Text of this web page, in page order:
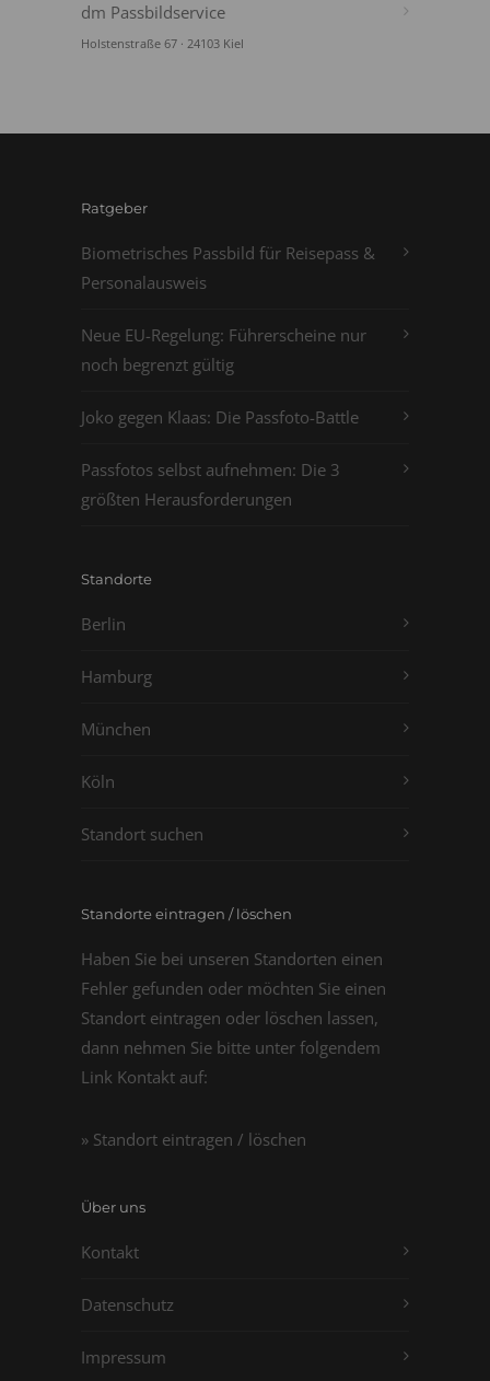
dm Passbildservice
Holstenstraße 67 · 24103 Kiel
Ratgeber
Biometrisches Passbild für Reisepass &
Personalausweis
Neue EU-Regelung: Führerscheine nur
noch begrenzt gültig
Joko gegen Klaas: Die Passfoto-Battle
Passfotos selbst aufnehmen: Die 3
größten Herausforderungen
Standorte
Berlin
Hamburg
München
Köln
Standort suchen
Standorte eintragen / löschen
Haben Sie bei unseren Standorten einen
Fehler gefunden oder möchten Sie einen
Standort eintragen oder löschen lassen,
dann nehmen Sie bitte unter folgendem
Link Kontakt auf:
» Standort eintragen / löschen
Über uns
Kontakt
Datenschutz
Impressum